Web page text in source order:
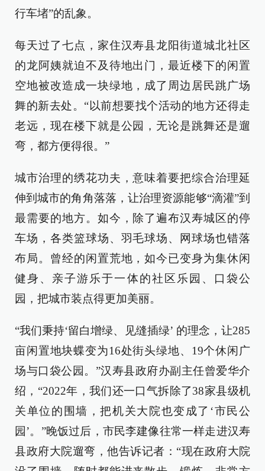
行车堵”的乱象。
每天过了七点，家住汉寿县龙阳街道城北社区
的龙阿姨就迫不及待地出门，最近楼下的闲置
空地被改造成一块绿地，成了周边居民跳广场
舞的新去处。“以前想要找个活动的地方还得走
老远，现在楼下就是公园，无论是跳舞还是遛
弯，都方便得很。”
城市治理的绣花功夫，意味着要把综合治理延
伸到城市的角角落落，让治理资源能够“滴灌”到
最需要的地方。如今，除了遍布汉寿城区的停
车场，各类篮球场、羽毛球场、网球场也错落
布局。曾经的闲置荒地，如今已变身为集休闲
健身、亲子游乐于一体的社区乐园、口袋公
园，把城市装点得更加美丽。
“我们秉持‘留白增绿、见缝插绿’ 的理念，让285
亩闲置地块蝶变为16处街头绿地、19个休闲广
场与口袋公园。”汉寿县政府办副主任曾爱华介
绍，“2022年，我们还一口气拆除了38家县级机
关单位的围墙，把机关大院也变成了‘市民公
园’。”晚饭过后，市民李建像往常一样走进汉寿
县政府大院遛弯，他告诉记者：“现在政府大院